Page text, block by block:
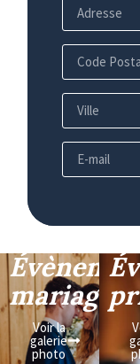
mariage
Voir la
galerie
photo